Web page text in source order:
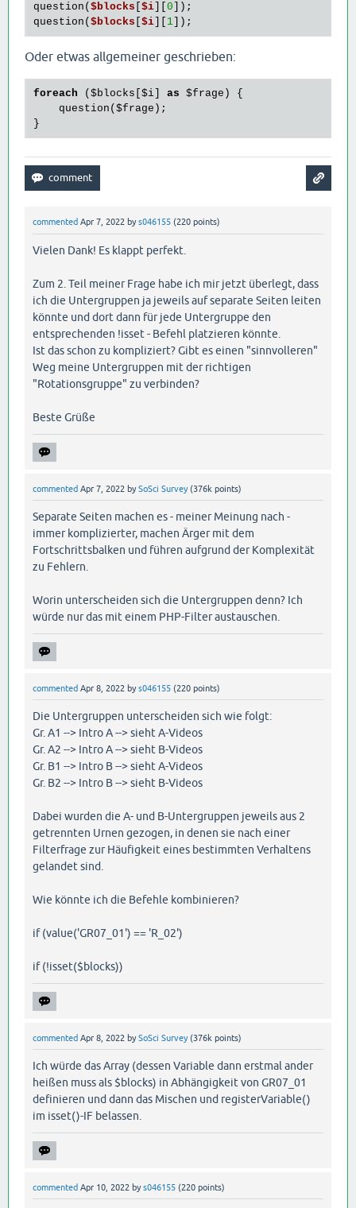
question( $blocks $i 0 ]);
question( $blocks $i 1
Oder etwas allgemeiner geschrieben:
foreach ( $blocks $i as $frage ) {
    question(
$frage );
commented Apr 7, 2022 bys046155 (220 points)
Vielen Dank! Es klappt perfekt.
Zum 2. Teil meiner Frage habe ich mir jetzt überlegt, dass
ich die Untergruppen ja jeweils auf separate Seiten leiten
könnte und dort dann für jede Untergruppe den
entsprechenden !isset - Befehl platzieren könnte.
Ist das schon zu kompliziert? Gibt es einen "sinnvolleren"
Weg meine Untergruppen mit der richtigen
"Rotationsgruppe" zu verbinden?
Beste Grüße
commented Apr 7, 2022 bySoSci Survey (376k points)
Separate Seiten machen es - meiner Meinung nach -
immer komplizierter, machen Ärger mit dem
Fortschrittsbalken und führen aufgrund der Komplexität
zu Fehlern.
Worin unterscheiden sich die Untergruppen denn? Ich
würde nur das mit einem PHP-Filter austauschen.
commented Apr 8, 2022 bys046155 (220 points)
Die Untergruppen unterscheiden sich wie folgt:
Gr. A1 --> Intro A --> sieht A-Videos
Gr. A2 --> Intro A --> sieht B-Videos
Gr. B1 --> Intro B --> sieht A-Videos
Gr. B2 --> Intro B --> sieht B-Videos
Dabei wurden die A- und B-Untergruppen jeweils aus 2
getrennten Urnen gezogen, in denen sie nach einer
Filterfrage zur Häufigkeit eines bestimmten Verhaltens
gelandet sind.
Wie könnte ich die Befehle kombinieren?
if (value('GR07_01') == 'R_02')
if (!isset($blocks))
commented Apr 8, 2022 bySoSci Survey (376k points)
Ich würde das Array (dessen Variable dann erstmal ander
heißen muss als $blocks) in Abhängigkeit von GR07_01
definieren und dann das Mischen und registerVariable()
im isset()-IF belassen.
commented Apr 10, 2022 bys046155 (220 points)